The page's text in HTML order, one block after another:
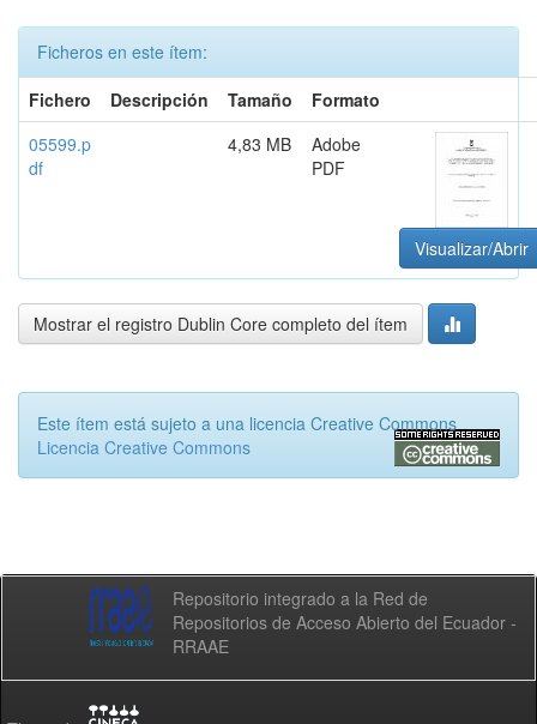
Ficheros en este ítem:
Fichero
Descripción Tamaño
Formato
05599.p
df
4,83 MB
Adobe
PDF
Visualizar/Abrir
Mostrar el registro Dublin Core completo del ítem
Este ítem está sujeto a una licencia Creative Commons
Licencia Creative Commons
Repositorio integrado a la Red de
Repositorios de Acceso Abierto del Ecuador -
RRAAE